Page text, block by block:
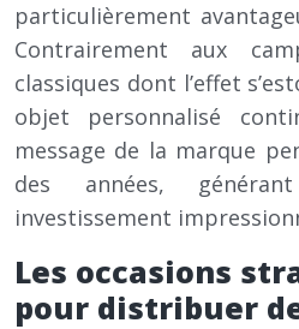
particulièrement
Contrairement aux
classiques dont l’effet
objet personnalisé
message de la marque
des années,
investissement
Les occasions
pour distribuer